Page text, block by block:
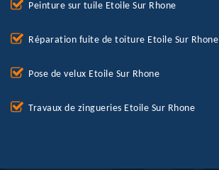
Peinture sur tuile Etoile Sur Rhone
Réparation fuite de toiture Etoile Sur Rhone
Pose de velux Etoile Sur Rhone
Travaux de zingueries Etoile Sur Rhone